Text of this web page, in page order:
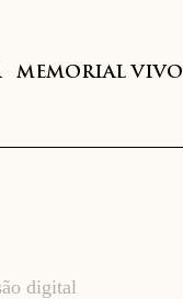
MEMORIAL VIVO
digital